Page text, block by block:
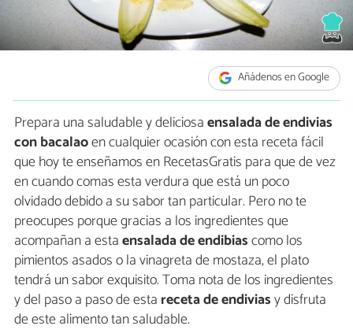
Añádenos en Google
Prepara una saludable y deliciosaensalada de endivias
con bacalaoen cualquier ocasión con esta receta fácil
que hoy te enseñamos en RecetasGratis para que de vez
en cuando comas esta verdura que está un poco
olvidado debido a su sabor tan particular. Pero no te
preocupes porque gracias a los ingredientes que
acompañan a estaensalada de endibiascomo los
pimientos asados o la vinagreta de mostaza, el plato
tendrá un sabor exquisito. Toma nota de los ingredientes
y del paso a paso de esta receta de endiviasy disfruta
de este alimento tan saludable.